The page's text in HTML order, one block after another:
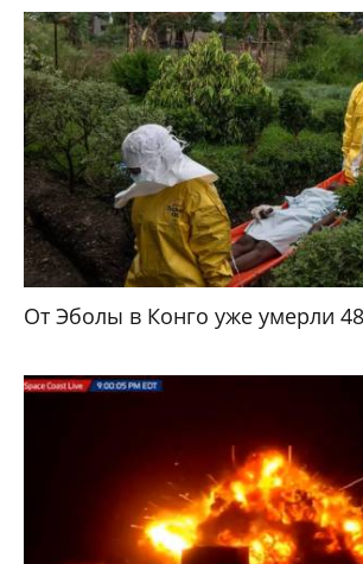
От Эболы в Конго уже умерли